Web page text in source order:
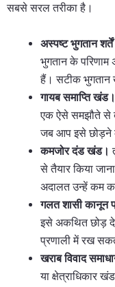
सबसे सरल तरीका है।
अस्पष्ट भुगतान
भुगतान के परिणाम
हैं। सटीक भुगतान
गायब समाप्ति खंड।
एक ऐसे समझौते से
जब आप इसे छोड़ने
कमजोर दंड खंड।
से तैयार किया
अदालत उन्हें कम
गलत शासी कानून
इसे अकथित छोड़
प्रणाली में रख
खराब विवाद
या क्षेत्राधिकार